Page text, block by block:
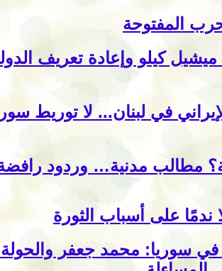
المفتوحة
كيلو وإعادة تعريف
في لبنان... لا توريط
مطالب مدنية… وردود
ندمًا على أسباب الثورة
في سوريا: محمد جعفر